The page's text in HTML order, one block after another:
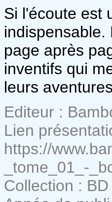
Si l'écoute est
page après
inventifs qui
leurs
Editeur :
Lien
https://
_tome_01_-
Collection :